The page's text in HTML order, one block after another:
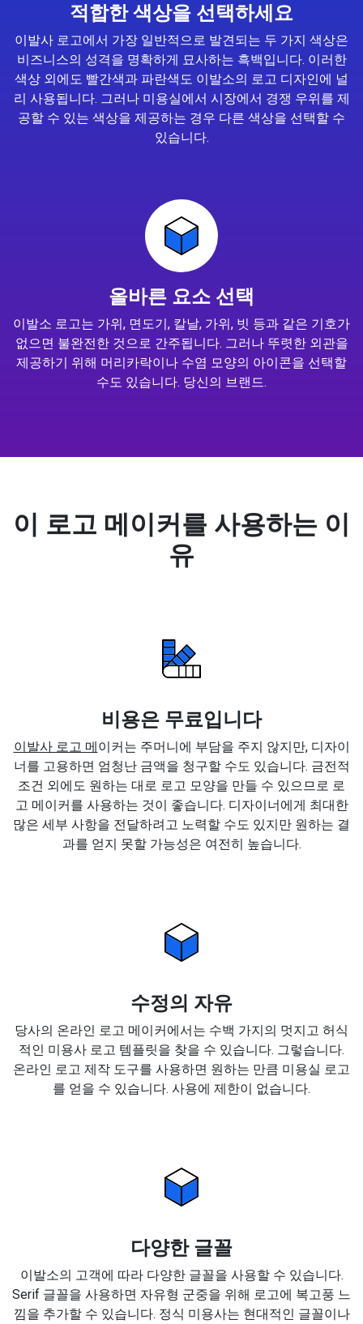
적합한 색상을 선택하세요
이발사 로고에서 가장 일반적으로 발견되는 두 가지 색상은
비즈니스의 성격을 명확하게 묘사하는 흑백입니다. 이러한
색상 외에도 빨간색과 파란색도 이발소의 로고 디자인에 널
리 사용됩니다. 그러나 미용실에서 시장에서 경쟁 우위를 제
공할 수 있는 색상을 제공하는 경우 다른 색상을 선택할 수
있습니다.
올바른 요소 선택
이발소 로고는 가위, 면도기, 칼날, 가위, 빗 등과 같은 기호가
없으면 불완전한 것으로 간주됩니다. 그러나 뚜렷한 외관을
제공하기 위해 머리카락이나 수염 모양의 아이콘을 선택할
수도 있습니다. 당신의 브랜드.
이 로고 메이커를 사용하는 이
유
비용은 무료입니다
이발사 로고 메이커는 주머니에 부담을 주지 않지만, 디자이
너를 고용하면 엄청난 금액을 청구할 수도 있습니다. 금전적
조건 외에도 원하는 대로 로고 모양을 만들 수 있으므로 로
고 메이커를 사용하는 것이 좋습니다. 디자이너에게 최대한
많은 세부 사항을 전달하려고 노력할 수도 있지만 원하는 결
과를 얻지 못할 가능성은 여전히 높습니다.
수정의 자유
당사의 온라인 로고 메이커에서는 수백 가지의 멋지고 허식
적인 미용사 로고 템플릿을 찾을 수 있습니다. 그렇습니다.
온라인 로고 제작 도구를 사용하면 원하는 만큼 미용실 로고
를 얻을 수 있습니다. 사용에 제한이 없습니다.
다양한 글꼴
이발소의 고객에 따라 다양한 글꼴을 사용할 수 있습니다.
Serif 글꼴을 사용하면 자유형 군중을 위해 로고에 복고풍 느
낌을 추가할 수 있습니다. 정식 미용사는 현대적인 글꼴이나